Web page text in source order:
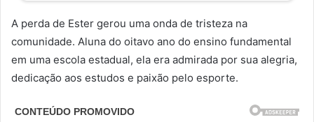
A perda de Ester gerou uma onda de tristeza na
comunidade. Aluna do oitavo ano do ensino fundamental
em uma escola estadual, ela era admirada por sua alegria,
dedicação aos estudos e paixão pelo esporte.